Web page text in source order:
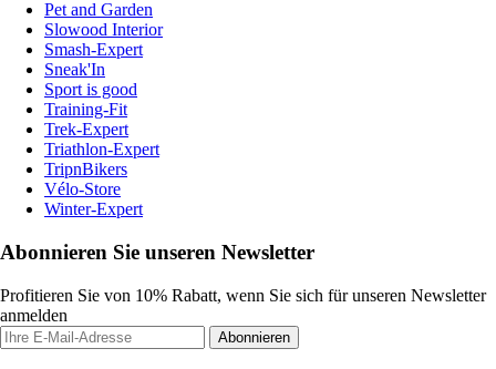
Pet and Garden
Slowood Interior
Smash-Expert
Sneak'In
Sport is good
Training-Fit
Trek-Expert
Triathlon-Expert
TripnBikers
Vélo-Store
Winter-Expert
Abonnieren Sie unseren Newsletter
Profitieren Sie von 10% Rabatt, wenn Sie sich für unseren Newsletter
anmelden
Abonnieren